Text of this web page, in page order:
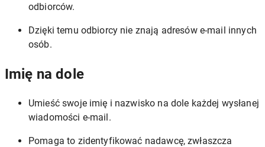
odbiorców.
Dzięki temu odbiorcy nie znają adresów e-mail innych
osób.
Imię na dole
Umieść swoje imię i nazwisko na dole każdej wysłanej
wiadomości e-mail.
Pomaga to zidentyfikować nadawcę, zwłaszcza